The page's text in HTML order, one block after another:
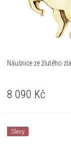
Náušnice ze žlutého
8 090 Kč
Slevy